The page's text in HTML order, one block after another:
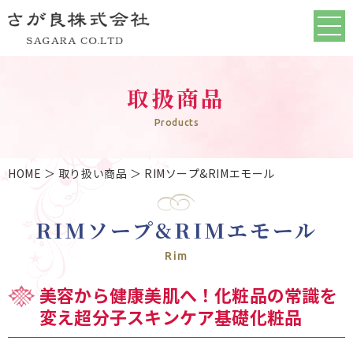
取扱商品
Products
HOME ＞ 取り扱い商品 ＞ RIMソープ&RIMエモール
RIMソープ&RIMエモール
Rim
美容から健康美肌へ！化粧品の常識を
変え超分子スキンケア基礎化粧品